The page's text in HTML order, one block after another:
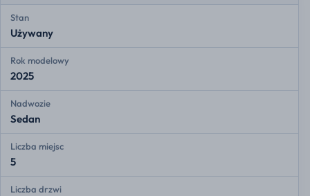
Stan
Używany
Rok modelowy
2025
Nadwozie
Sedan
Liczba miejsc
5
Liczba drzwi